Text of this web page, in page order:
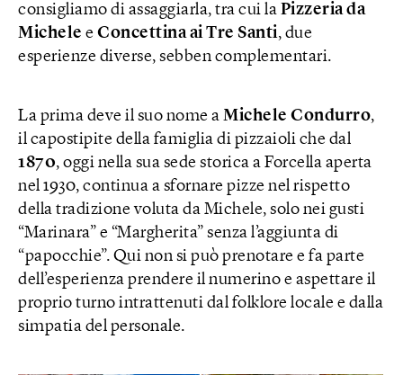
consigliamo di assaggiarla, tra cui la Pizzeria da
Michele e Concettina ai Tre Santi, due
esperienze diverse, sebben complementari.
La prima deve il suo nome a Michele Condurro,
il capostipite della famiglia di pizzaioli che dal
1870, oggi nella sua sede storica a Forcella aperta
nel 1930, continua a sfornare pizze nel rispetto
della tradizione voluta da Michele, solo nei gusti
“Marinara” e “Margherita” senza l’aggiunta di
“papocchie”. Qui non si può prenotare e fa parte
dell’esperienza prendere il numerino e aspettare il
proprio turno intrattenuti dal folklore locale e dalla
simpatia del personale.